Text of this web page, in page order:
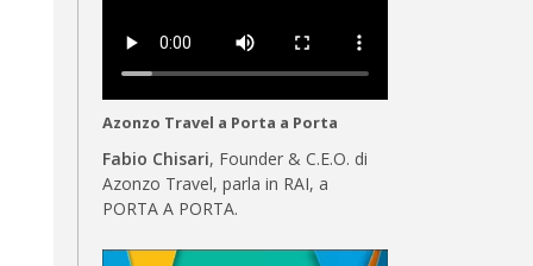
Azonzo Travel a Porta a Porta
Fabio Chisari, Founder & C.E.O. di
Azonzo Travel, parla in RAI, a
PORTA A PORTA.